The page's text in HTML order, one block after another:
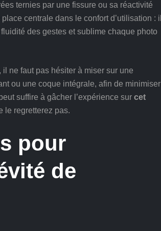
ternies par une fissure ou sa réactivité
centrale dans le confort d’utilisation : il
des gestes et sublime chaque photo
ne faut pas hésiter à miser sur une
ou une coque intégrale, afin de minimiser
suffire à gâcher l’expérience sur cet
le regretterez pas.
pour
de